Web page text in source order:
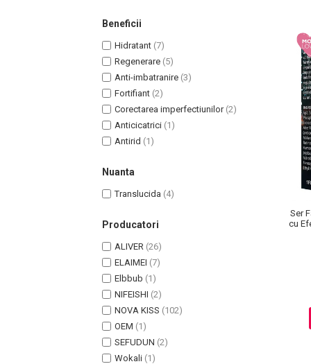
Beneficii
Hidratant (7)
Regenerare (5)
Anti-imbatranire (3)
Fortifiant (2)
Corectarea imperfectiunilor (2)
Anticicatrici (1)
Antirid (1)
Nuanta
Translucida (4)
Producatori
ALIVER (26)
ELAIMEI (7)
Elbbub (1)
NIFEISHI (2)
NOVA KISS (102)
OEM (1)
SEFUDUN (2)
Wokali (1)
Ser
cu